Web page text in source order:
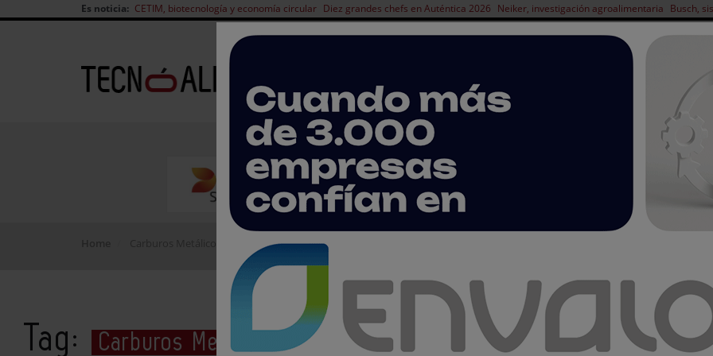
Es noticia: CETIM, biotecnología y economía circular Diez grandes chefs en Auténtica 2026 Neiker, investigación agroalimentaria Busch,
NOTICIAS ARTÍCULOS
Tag: Carburos Metálicos